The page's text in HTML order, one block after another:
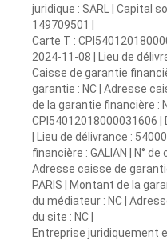
juridique : SARL | Capital
149709501 |
Carte T :
2024-11-08 | Lieu de
Caisse de garantie
garantie : NC | Adresse
de la garantie financière :
CPI54012018000031606
| Lieu de délivrance :
financière : GALIAN | N° de
Adresse caisse de
PARIS | Montant de la
du médiateur : NC |
du site : NC |
Entreprise juridiquement